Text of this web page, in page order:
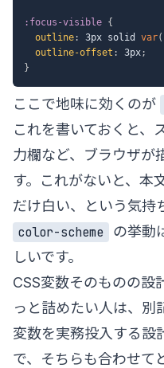
:focus-visible {
outline: 3px solid var(
outline-offset : 3px;
}
ここで地味に効くのが
これを書いておくと、
力欄など、ブラウザが
す。これがないと、本
だけ白い、という気持
color-scheme
の挙動
しいです。
CSS変数そのものの設
っと詰めたい人は、別
変数を実務投入する設
で、そちらも合わせて